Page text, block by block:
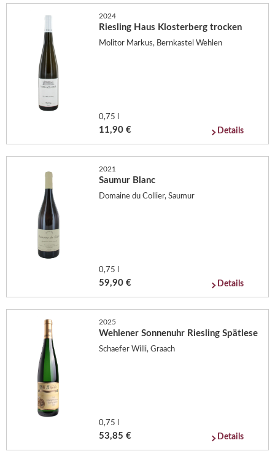
2024
Riesling Haus Klosterberg trocken
Molitor Markus, Bernkastel Wehlen
0,75 l
11,90 € Details
2021
Saumur Blanc
Domaine du Collier, Saumur
0,75 l
59,90 € Details
2025
Wehlener Sonnenuhr Riesling Spätlese
Schaefer Willi, Graach
0,75 l
53,85 € Details